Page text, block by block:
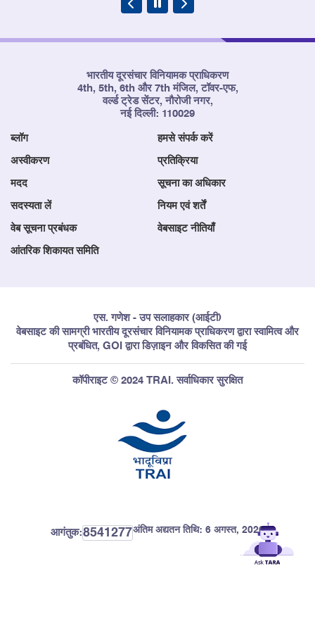
भारतीय दूरसंचार विनियामक प्राधिकरण
4th, 5th, 6th और 7th मंजिल, टॉवर-एफ,
वर्ल्ड ट्रेड सेंटर, नौरोजी नगर,
नई दिल्ली: 110029
ब्लॉग हमसे संपर्क करें
अस्वीकरण प्रतिक्रिया
मदद सूचना का अधिकार
सदस्यता लें नियम एवं शर्तें
वेब सूचना प्रबंधक वेबसाइट नीतियाँ
आंतरिक शिकायत समिति
एस. गणेश - उप सलाहकार (आईटी)
वेबसाइट की सामग्री भारतीय दूरसंचार विनियामक प्राधिकरण द्वारा स्वामित्व और
प्रबंधित, GOI द्वारा डिज़ाइन और विकसित की गई
कॉपीराइट © 2024 TRAI. सर्वाधिकार सुरक्षित
आगंतुक:8541277अंतिम अद्यतन तिथि: 6 अगस्त, 2026